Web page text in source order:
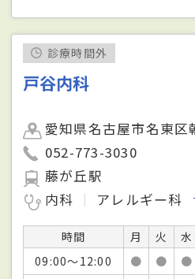
診療時間外
戸谷内科
愛知県名古屋市名東区
052-773-3030
藤が丘駅
内科
アレルギー科
時間 月 火 水
09:00～12:00
● ● ●